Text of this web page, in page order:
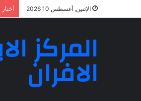
الإثنين, أغسطس 10 2026
المركز
الافران